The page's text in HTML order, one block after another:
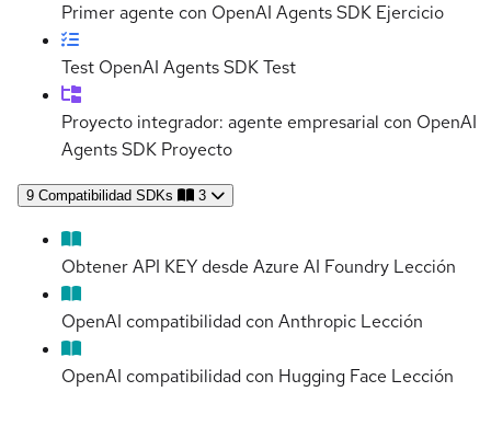
Primer agente con OpenAI Agents SDK Ejercicio
Test OpenAI Agents SDKTest
Proyecto integrador: agente empresarial con OpenAI
Agents SDK Proyecto
9 Compatibilidad SDKs 3
Obtener API KEY desde Azure AI Foundry Lección
OpenAI compatibilidad con Anthropic Lección
OpenAI compatibilidad con Hugging Face Lección